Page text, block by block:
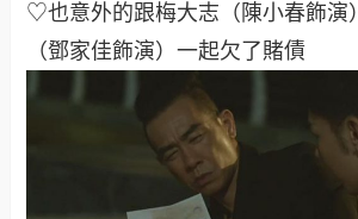
♡也意外的跟梅大志（陳小春飾演
（鄧家佳飾演）一起欠了賭債